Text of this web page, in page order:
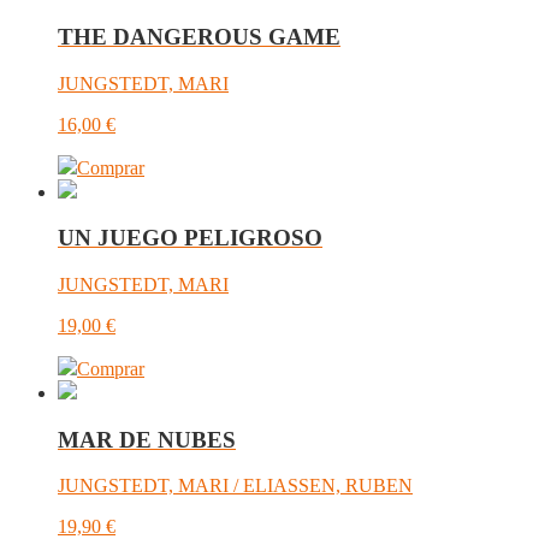
THE DANGEROUS GAME
JUNGSTEDT, MARI
16,00 €
Comprar
UN JUEGO PELIGROSO
JUNGSTEDT, MARI
19,00 €
Comprar
MAR DE NUBES
JUNGSTEDT, MARI / ELIASSEN, RUBEN
19,90 €